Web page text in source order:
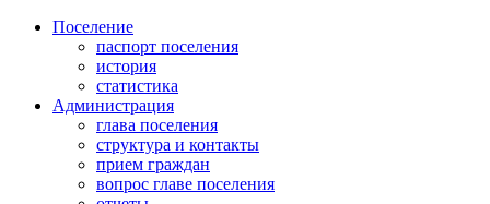
Поселение
паспорт поселения
история
статистика
Администрация
глава поселения
структура и контакты
прием граждан
вопрос главе поселения